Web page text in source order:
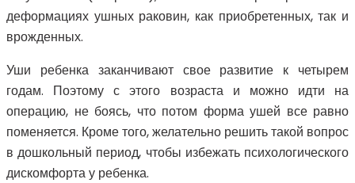
деформациях ушных раковин, как приобретенных, так и
врожденных.
Уши ребенка заканчивают свое развитие к четырем
годам. Поэтому с этого возраста и можно идти на
операцию, не боясь, что потом форма ушей все равно
поменяется. Кроме того, желательно решить такой вопрос
в дошкольный период, чтобы избежать психологического
дискомфорта у ребенка.